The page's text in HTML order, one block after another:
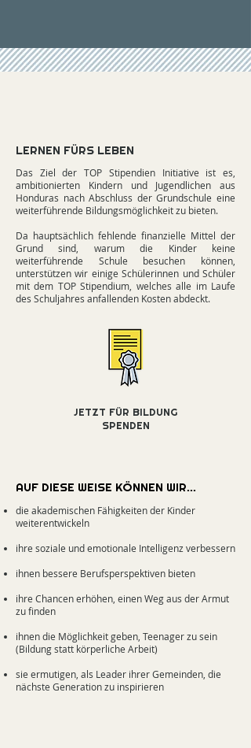
LERNEN FÜRS LEBEN
Das Ziel der TOP Stipendien Initiative ist es,
ambitionierten Kindern und Jugendlichen aus
Honduras nach Abschluss der Grundschule eine
weiterführende Bildungsmöglichkeit zu bieten.
Da hauptsächlich fehlende finanzielle Mittel der
Grund sind, warum die Kinder keine
weiterführende Schule besuchen können,
unterstützen wir einige Schülerinnen und Schüler
mit dem TOP Stipendium, welches alle im Laufe
des Schuljahres anfallenden Kosten abdeckt.
JETZT FÜR BILDUNG
SPENDEN
AUF DIESE WEISE KÖNNEN WIR...
die akademischen Fähigkeiten der Kinder
weiterentwickeln
ihre soziale und emotionale Intelligenz verbessern
ihnen bessere Berufsperspektiven bieten
ihre Chancen erhöhen, einen Weg aus der Armut
zu finden
ihnen die Möglichkeit geben, Teenager zu sein
(Bildung statt körperliche Arbeit)
sie ermutigen, als Leader ihrer Gemeinden, die
nächste Generation zu inspirieren